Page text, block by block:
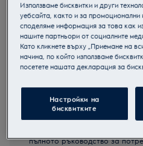
Съдомиялна за
Продуктов информационен лист
Инструкциите за
изброени в глава 1 и 2 на
пълното ръководство за
Използваме бисквитки и други
уебсайта, както и за
споделяме информация за това как
нашите партньори от социалните
Като кликнете върху „Приемане на
начина, по който използваме
посетете нашата декларация за
Настройки на
бисквитките